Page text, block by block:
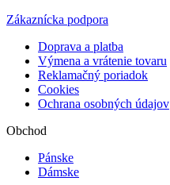
Zákaznícka podpora
Doprava a platba
Výmena a vrátenie tovaru
Reklamačný poriadok
Cookies
Ochrana osobných údajov
Obchod
Pánske
Dámske